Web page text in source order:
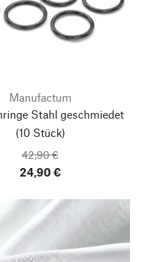
Manufactum
Stahl geschmiedet
(10 Stück)
42,90 €
24,90 €